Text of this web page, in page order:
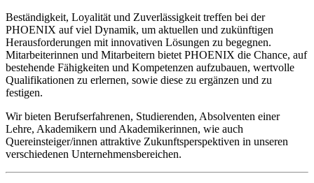
Beständigkeit, Loyalität und Zuverlässigkeit treffen bei der
PHOENIX auf viel Dynamik, um aktuellen und zukünftigen
Herausforderungen mit innovativen Lösungen zu begegnen.
Mitarbeiterinnen und Mitarbeitern bietet PHOENIX die Chance, auf
bestehende Fähigkeiten und Kompetenzen aufzubauen, wertvolle
Qualifikationen zu erlernen, sowie diese zu ergänzen und zu
festigen.
Wir bieten Berufserfahrenen, Studierenden, Absolventen einer
Lehre, Akademikern und Akademikerinnen, wie auch
Quereinsteiger/innen attraktive Zukunftsperspektiven in unseren
verschiedenen Unternehmensbereichen.